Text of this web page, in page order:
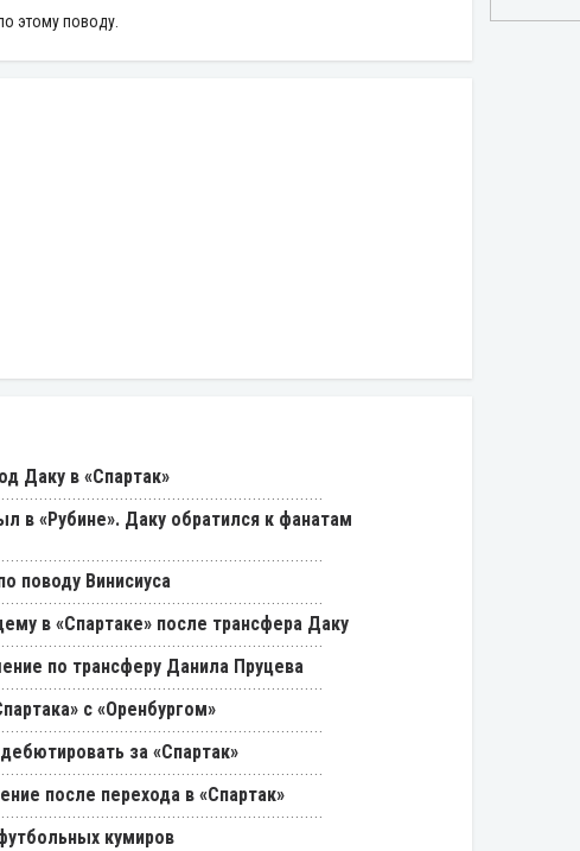
этому поводу.
Даку в «Спартак»
в «Рубине». Даку обратился к фанатам
поводу Винисиуса
в «Спартаке» после трансфера Даку
по трансферу Данила Пруцева
с «Оренбургом»
за «Спартак»
после перехода в «Спартак»
кумиров